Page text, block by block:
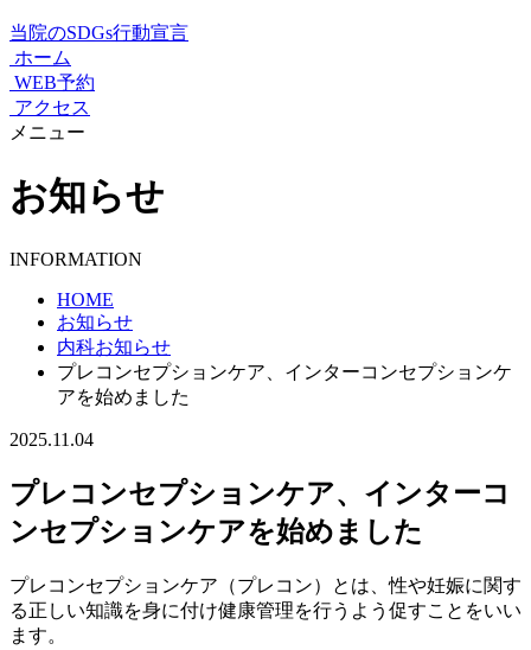
当院のSDGs行動宣言
ホーム
WEB予約
アクセス
メニュー
お知らせ
INFORMATION
HOME
お知らせ
内科お知らせ
プレコンセプションケア、インターコンセプションケ
アを始めました
2025.11.04
プレコンセプションケア、インターコ
ンセプションケアを始めました
プレコンセプションケア（プレコン）とは、性や妊娠に関す
る正しい知識を身に付け健康管理を行うよう促すことをいい
ます。